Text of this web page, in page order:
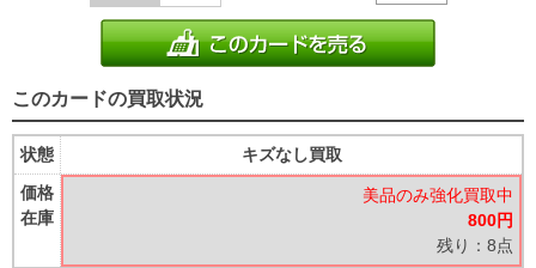
このカードの買取状況
状態
価格
在庫
キズなし買取
美品のみ強化買取中
800円
残り：8点